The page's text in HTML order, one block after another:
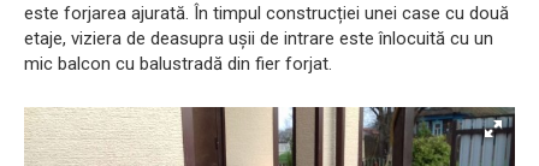
este forjarea ajurată. În timpul construcției unei case cu două
etaje, viziera de deasupra ușii de intrare este înlocuită cu un
mic balcon cu balustradă din fier forjat.